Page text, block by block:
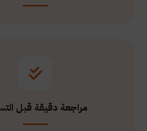
مراجعة دقيقة قبل